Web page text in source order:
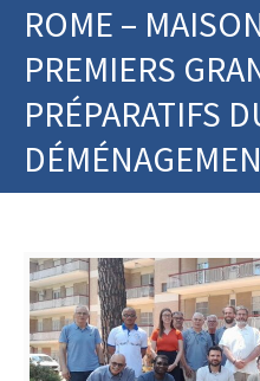
ROME –
PREMIERS
PRÉPARATIFS